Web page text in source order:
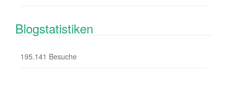
Blogstatistiken
195.141 Besuche